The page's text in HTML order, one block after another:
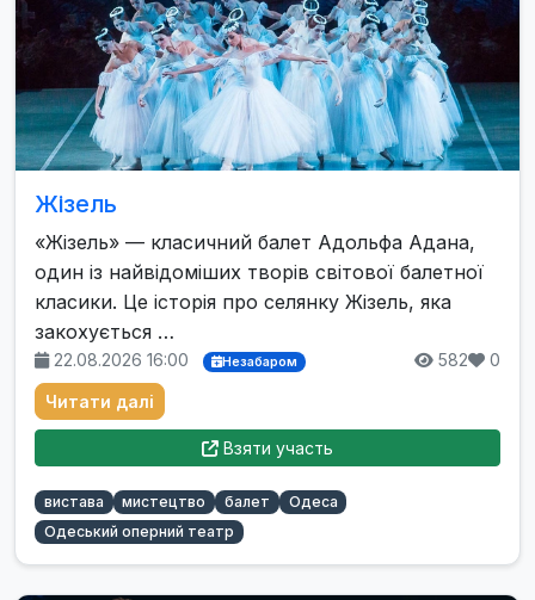
Жізель
«Жізель» — класичний балет Адольфа Адана,
один із найвідоміших творів світової балетної
класики. Це історія про селянку Жізель, яка
закохується …
22.08.2026 16:00 Незабаром 582 0
Читати далі
Взяти участь
вистава мистецтво балет
Одеса
Одеський оперний театр